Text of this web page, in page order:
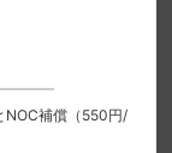
NOC補償（550円/